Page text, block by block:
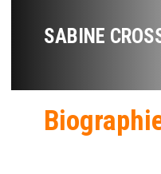
SABINE